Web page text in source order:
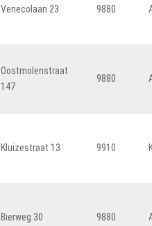
Venecolaan 23 9880
Oostmolenstraat
147
9880
Kluizestraat 13 9910
Bierweg 30 9880